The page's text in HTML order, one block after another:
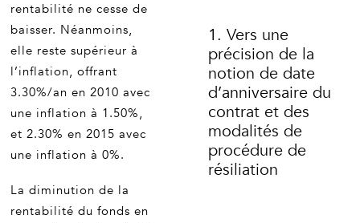
rentabilité ne cesse de
baisser. Néanmoins,
elle reste supérieur à
l’inflation, offrant
3.30%/an en 2010 avec
une inflation à 1.50%,
et 2.30% en 2015 avec
une inflation à 0%.
La diminution de la
rentabilité du fonds en
1. Vers une
précision de la
notion de date
d’anniversaire du
contrat et des
modalités de
procédure de
résiliation